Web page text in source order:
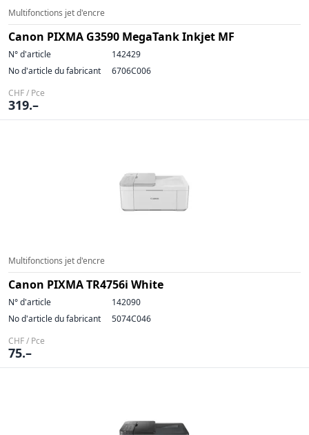
Multifonctions jet d'encre
Canon PIXMA G3590 MegaTank Inkjet MF
N° d'article
142429
No d'article du fabricant
6706C006
CHF / Pce
319.–
Multifonctions jet d'encre
Canon PIXMA TR4756i White
N° d'article
142090
No d'article du fabricant
5074C046
CHF / Pce
75.–